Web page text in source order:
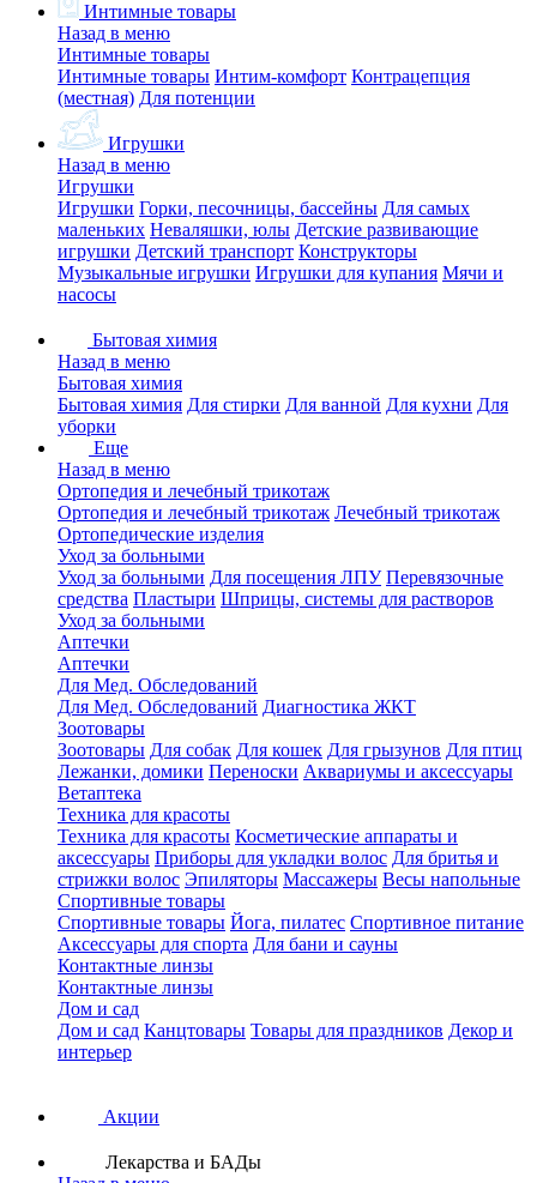
Интимные товары
Назад в меню
Интимные товары
Интимные товары Интим-комфорт Контрацепция
(местная) Для потенции
Игрушки
Назад в меню
Игрушки
Игрушки Горки, песочницы, бассейны Для самых
маленьких Неваляшки, юлы Детские развивающие
игрушки Детский транспорт Конструкторы
Музыкальные игрушки Игрушки для купания Мячи и
насосы
Бытовая химия
Назад в меню
Бытовая химия
Бытовая химия Для стирки Для ванной Для кухни Для
уборки
Еще
Назад в меню
Ортопедия и лечебный трикотаж
Ортопедия и лечебный трикотаж Лечебный трикотаж
Ортопедические изделия
Уход за больными
Уход за больными Для посещения ЛПУ Перевязочные
средства Пластыри Шприцы, системы для растворов
Уход за больными
Аптечки
Аптечки
Для Мед. Обследований
Для Мед. Обследований Диагностика ЖКТ
Зоотовары
Зоотовары Для собак Для кошек Для грызунов Для птиц
Лежанки, домики Переноски Аквариумы и аксессуары
Ветаптека
Техника для красоты
Техника для красоты Косметические аппараты и
аксессуары Приборы для укладки волос Для бритья и
стрижки волос Эпиляторы Массажеры Весы напольные
Спортивные товары
Спортивные товары Йога, пилатес Спортивное питание
Аксессуары для спорта Для бани и сауны
Контактные линзы
Контактные линзы
Дом и сад
Дом и сад Канцтовары Товары для праздников Декор и
интерьер
Акции
Лекарства и БАДы